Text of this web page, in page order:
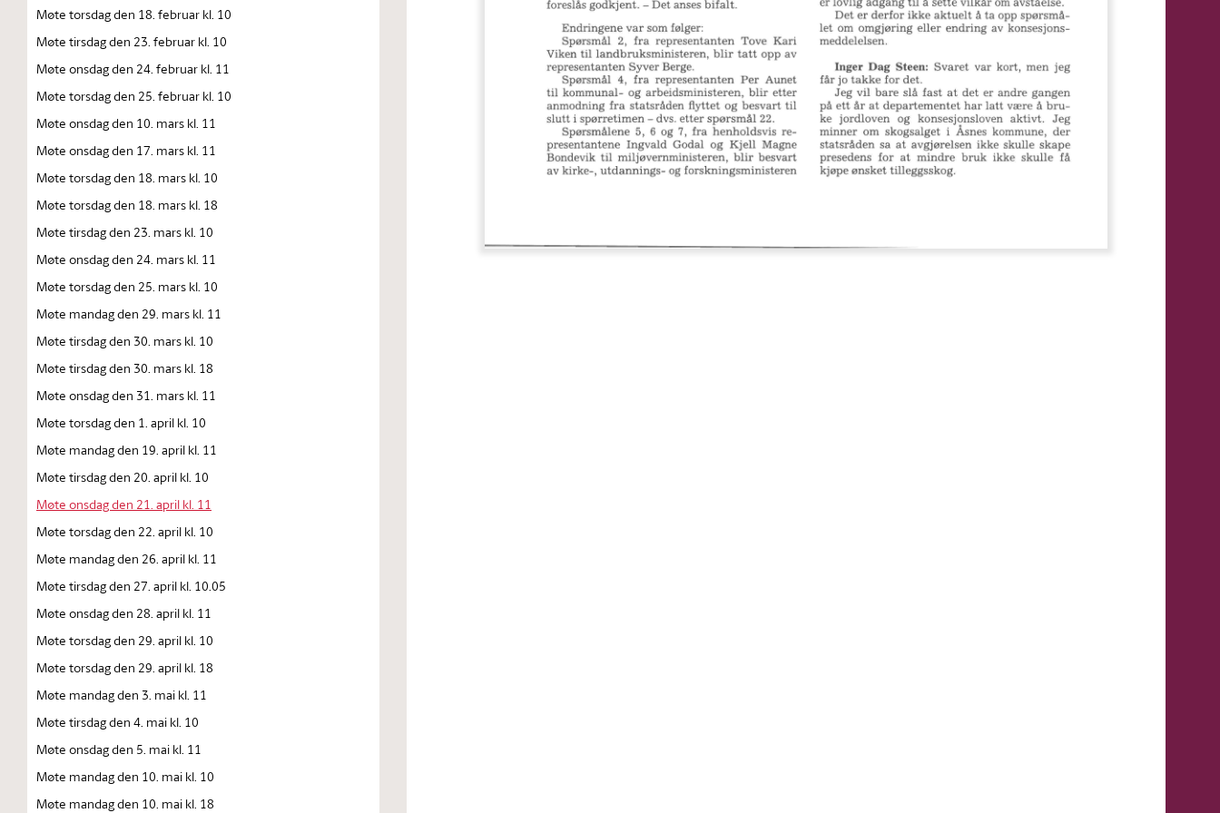
Møte torsdag den 18. februar kl. 10
Møte tirsdag den 23. februar kl. 10
Møte onsdag den 24. februar kl. 11
Møte torsdag den 25. februar kl. 10
Møte onsdag den 10. mars kl. 11
Møte onsdag den 17. mars kl. 11
Møte torsdag den 18. mars kl. 10
Møte torsdag den 18. mars kl. 18
Møte tirsdag den 23. mars kl. 10
Møte onsdag den 24. mars kl. 11
Møte torsdag den 25. mars kl. 10
Møte mandag den 29. mars kl. 11
Møte tirsdag den 30. mars kl. 10
Møte tirsdag den 30. mars kl. 18
Møte onsdag den 31. mars kl. 11
Møte torsdag den 1. april kl. 10
Møte mandag den 19. april kl. 11
Møte tirsdag den 20. april kl. 10
Møte onsdag den 21. april kl. 11
Møte torsdag den 22. april kl. 10
Møte mandag den 26. april kl. 11
Møte tirsdag den 27. april kl. 10.05
Møte onsdag den 28. april kl. 11
Møte torsdag den 29. april kl. 10
Møte torsdag den 29. april kl. 18
Møte mandag den 3. mai kl. 11
Møte tirsdag den 4. mai kl. 10
Møte onsdag den 5. mai kl. 11
Møte mandag den 10. mai kl. 10
Møte mandag den 10. mai kl. 18